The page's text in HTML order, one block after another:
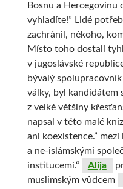
Bosnu a Hercegovinu
vyhladíte!” Lidé
zachránil, někoho,
Místo toho dostali
v jugoslávské
bývalý
války, byl kandidátem
z velké většiny
napsal v této malé
ani koexistence.”
a ne-islámskými
institucemi.“
Alija
muslimským vůdcem